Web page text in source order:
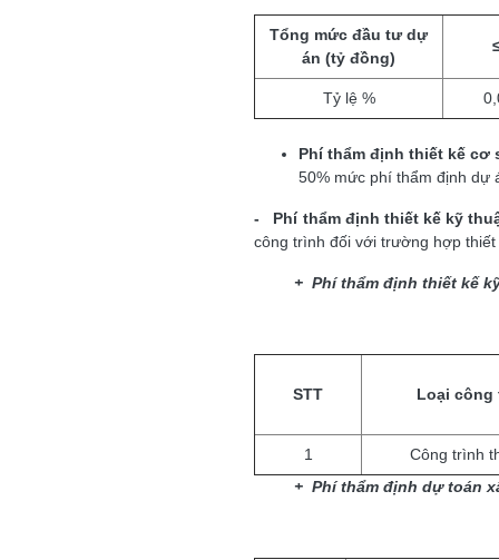
Tổng mức đầu tư dự
án (tỷ đồng)
Tỷ lệ %
Phí thẩm định thiết kế cơ
50% mức phí thẩm định dự
- Phí thẩm định thiết kế kỹ
công trình đối với trường hợp
+ Phíthẩm định thiết kế
STT Loại công
1
Công trình
+ Phíthẩm định dự toán